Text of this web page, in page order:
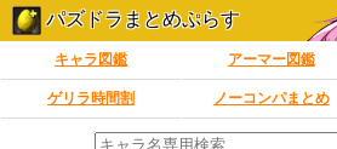
パズドラまとめぷらす
キャラ図鑑 アーマー図鑑
ゲリラ時間割 ノーコンパまとめ